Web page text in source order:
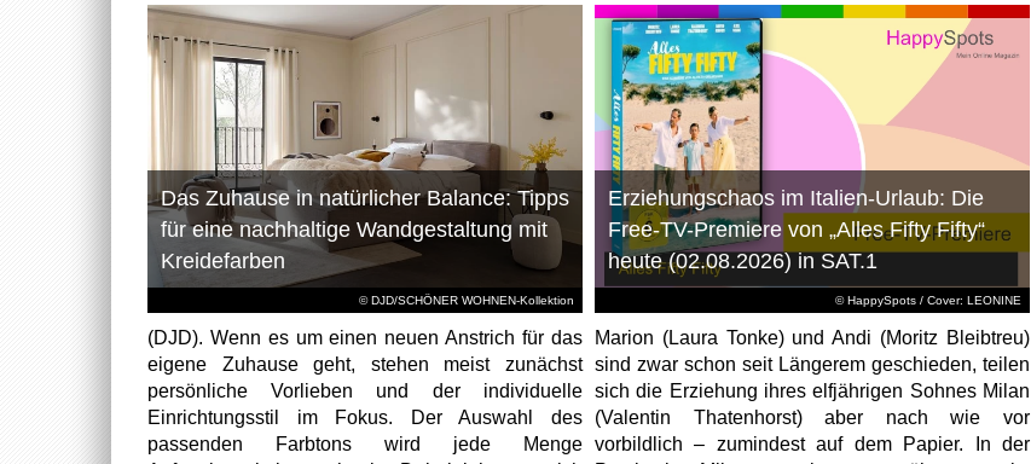
© DJD/SCHÖNER WOHNEN-Kollektion
Das Zuhause in natürlicher Balance: Tipps
für eine nachhaltige Wandgestaltung mit
Kreidefarben
(DJD). Wenn es um einen neuen Anstrich für das
eigene Zuhause geht, stehen meist zunächst
persönliche Vorlieben und der individuelle
Einrichtungsstil im Fokus. Der Auswahl des
passenden Farbtons wird jede Menge
© HappySpots / Cover: LEONINE
Erziehungschaos im Italien-Urlaub: Die
Free-TV-Premiere von „Alles Fifty Fifty“
heute (02.08.2026) in SAT.1
Marion (Laura Tonke) und Andi (Moritz Bleibtreu)
sind zwar schon seit Längerem geschieden, teilen
sich die Erziehung ihres elfjährigen Sohnes Milan
(Valentin Thatenhorst) aber nach wie vor
vorbildlich – zumindest auf dem Papier. In der